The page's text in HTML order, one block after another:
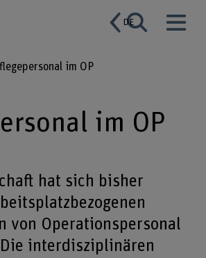
DE
im OP
im OP
hat sich bisher
von Operationspersonal
interdisziplinären